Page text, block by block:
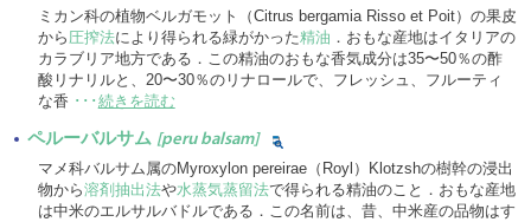
ミカン科の植物ベルガモット（Citrus bergamia Risso et Poit）の果皮
から 圧搾法により得られる緑がかった精油 ．おもな産地はイタリアの
カラブリア地方である．この精油のおもな香気成分は35〜50％の酢
酸リナリルと、20〜30％のリナロールで、フレッシュ、フルーティ
な香 ･･･ 続きを読む
ペルーバルサム [peru balsam]
マメ科バルサム属のMyroxylon pereirae（Royl）Klotzshの樹幹の浸出
物から溶剤抽出法や水蒸気蒸留法で得られる精油のこと．おもな産地
は中米のエルサルバドルである．この名前は、昔、中米産の品物はす